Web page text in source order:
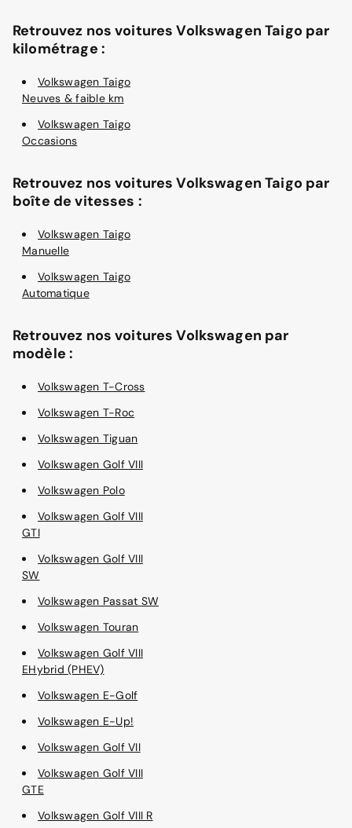
Retrouvez nos voitures Volkswagen Taigo par
kilométrage :
Volkswagen Taigo
Neuves & faible km
Volkswagen Taigo
Occasions
Retrouvez nos voitures Volkswagen Taigo par
boîte de vitesses :
Volkswagen Taigo
Manuelle
Volkswagen Taigo
Automatique
Retrouvez nos voitures Volkswagen par
modèle :
Volkswagen T-Cross
Volkswagen T-Roc
Volkswagen Tiguan
Volkswagen Golf VIII
Volkswagen Polo
Volkswagen Golf VIII
GTI
Volkswagen Golf VIII
SW
Volkswagen Passat SW
Volkswagen Touran
Volkswagen Golf VIII
EHybrid (PHEV)
Volkswagen E-Golf
Volkswagen E-Up!
Volkswagen Golf VII
Volkswagen Golf VIII
GTE
Volkswagen Golf VIII R